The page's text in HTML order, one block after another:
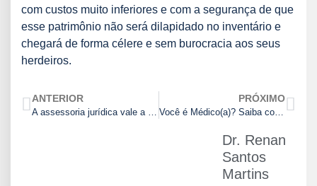
com custos muito inferiores e com a segurança de que
esse patrimônio não será dilapidado no inventário e
chegará de forma célere e sem burocracia aos seus
herdeiros.
ANTERIOR PRÓXIMO
Você é Médico(a)? Saiba como proteger sua atividade profissional!
Dr. Renan
Santos
Martins